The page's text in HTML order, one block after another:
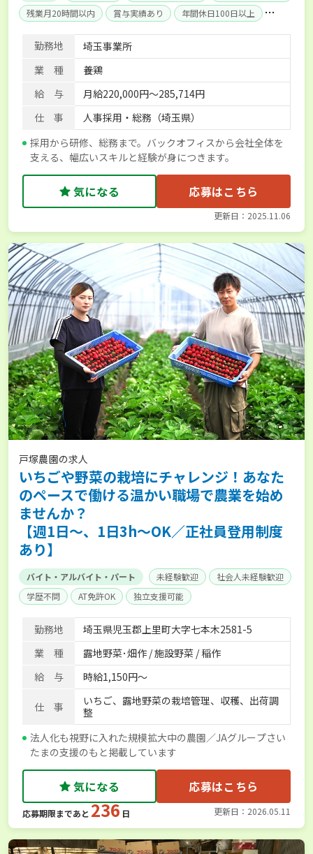
残業月20時間以内
賞与実績あり
年間休日100日以上
産休･育休取得実績あり
社会保険完備
勤務地
埼玉事業所
業 種
養鶏
給 与
月給220,000円～285,714円
仕 事
人事採用・総務（埼玉県）
採用から研修、総務まで。バックオフィスから会社全体を
支える、幅広いスキルと経験が身につきます。
気になる 応募はこちら
更新日：2025.11.06
戸塚農園の求人
いちごや野菜の栽培にチャレンジ！あなた
のペースで働ける温かい職場で農業を始め
ませんか？
【週1日～、1日3h～OK／正社員登用制度
あり】
バイト・アルバイト・パート 未経験歓迎
社会人未経験歓迎
学歴不問
AT免許OK 独立支援可能
勤務地
埼玉県児玉郡上里町大字七本木2581-5
業 種
露地野菜･畑作 / 施設野菜 / 稲作
給 与
時給1,150円～
仕 事
いちご、露地野菜の栽培管理、収穫、出荷調
整
法人化も視野に入れた規模拡大中の農園／JAグループさい
たまの支援のもと掲載しています
気になる 応募はこちら
応募期限まであと236 日 更新日：2026.05.11